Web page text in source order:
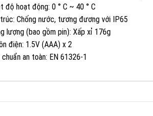
độ hoạt động: 0 ° C ~ 40 ° C
Chống nước, tương đương với IP65
lượng (bao gồm pin): Xấp xỉ 176g
điện: 1.5V (AAA) x 2
chuẩn an toàn: EN 61326-1
KINH DOANH 4: